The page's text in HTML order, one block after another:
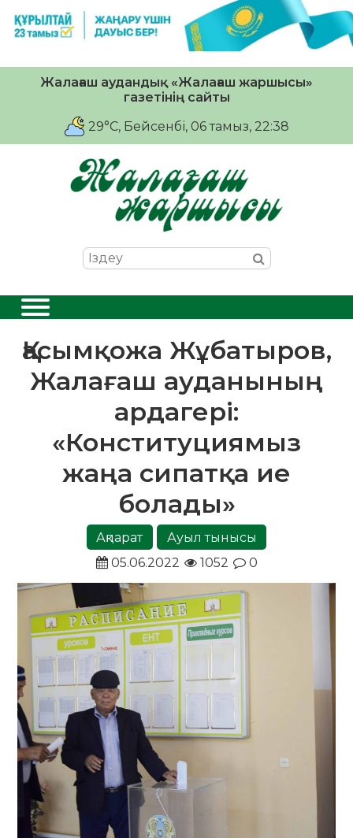
Жалағаш аудандық «Жалағаш жаршысы»
газетінің сайты
29°C, Бейсенбі, 06 тамыз, 22:38
Қасымқожа Жұбатыров,
Жалағаш ауданының
ардагері:
«Конституциямыз
жаңа сипатқа ие
болады»
Ақпарат
Ауыл тынысы
05.06.2022
1052 0